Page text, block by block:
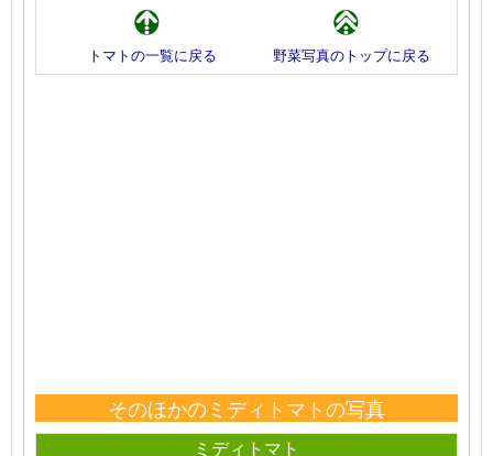
トマトの一覧に戻る 野菜写真のトップに戻る
そのほかのミディトマトの写真
ミディトマト